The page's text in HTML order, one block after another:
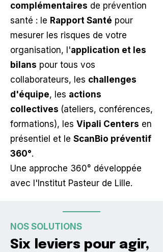
complémentaires de prévention
santé : le Rapport Santé pour
mesurer les risques de votre
organisation, l'application et les
bilans pour tous vos
collaborateurs, les challenges
d'équipe, les actions
collectives (ateliers, conférences,
formations), les Vipali Centers en
présentiel et le ScanBio préventif
360°.
Une approche 360° développée
avec l'Institut Pasteur de Lille.
NOS SOLUTIONS
Six leviers pour agir,